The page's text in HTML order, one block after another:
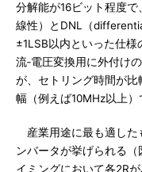
分解能が16ビット程度
線性）とDNL（
±1LSB以内といった仕
流‐電圧変換用に外付け
が、セトリング時間が
幅（例えば10MHz以上）
産業用途に最も適した
ンバータが挙げられる（
イミングにおいて各2R